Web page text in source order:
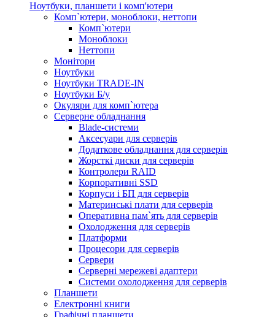
Ноутбуки, планшети і комп'ютери
Комп`ютери, моноблоки, неттопи
Комп`ютери
Моноблоки
Неттопи
Монітори
Ноутбуки
Ноутбуки TRADE-IN
Ноутбуки Б/у
Окуляри для комп`ютера
Серверне обладнання
Blade-системи
Аксесуари для серверів
Додаткове обладнання для серверів
Жорсткі диски для серверів
Контролери RAID
Корпоративні SSD
Корпуси і БП для серверів
Материнські плати для серверів
Оперативна пам`ять для серверів
Охолодження для серверів
Платформи
Процесори для серверів
Сервери
Серверні мережеві адаптери
Системи охолодження для серверів
Планшети
Електронні книги
Графічні планшети